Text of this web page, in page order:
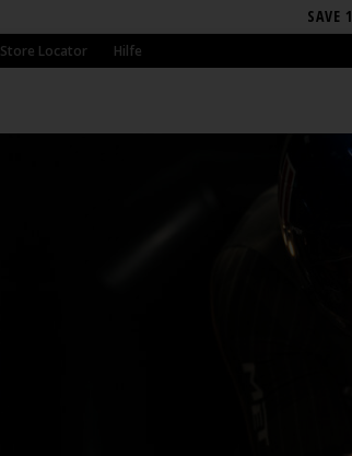
SAVE
Store Locator Hilfe